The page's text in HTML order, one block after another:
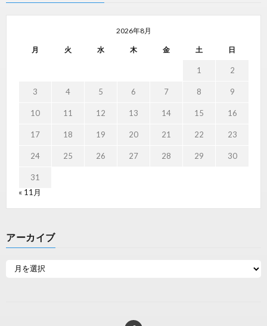
2026年8月
月 火 水 木 金 土 日
1 2
3 4 5 6 7 8 9
10 11 12 13 14 15 16
17 18 19 20 21 22 23
24 25 26 27 28 29 30
31
« 11月
アーカイブ